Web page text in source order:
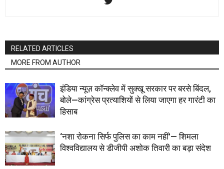
RELATED ARTICLES
MORE FROM AUTHOR
इंडिया न्यूज़ कॉन्क्लेव में सुक्खू सरकार पर बरसे बिंदल,
बोले—कांग्रेस प्रत्याशियों से लिया जाएगा हर गारंटी का
हिसाब
‘नशा रोकना सिर्फ पुलिस का काम नहीं’— शिमला
विश्वविद्यालय से डीजीपी अशोक तिवारी का बड़ा संदेश